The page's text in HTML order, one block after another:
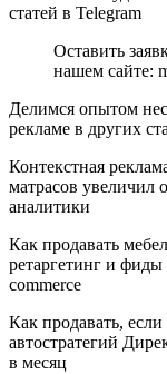
статей в Telegram
Оставить
нашем сайте:
Делимся опытом
рекламе в других
Контекстная
матрасов увеличил
аналитики
Как продавать
ретаргетинг и
commerce
Как продавать,
автостратегий
в месяц